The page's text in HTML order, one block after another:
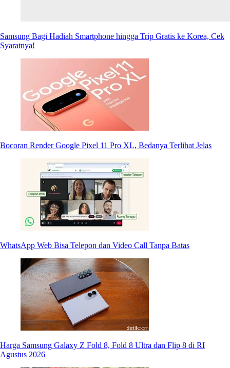
Samsung Bagi Hadiah Smartphone hingga Trip Gratis ke Korea, Cek
Syaratnya!
Bocoran Render Google Pixel 11 Pro XL, Bedanya Terlihat Jelas
WhatsApp Web Bisa Telepon dan Video Call Tanpa Batas
Harga Samsung Galaxy Z Fold 8, Fold 8 Ultra dan Flip 8 di RI
Agustus 2026